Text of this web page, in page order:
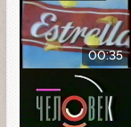
00:35